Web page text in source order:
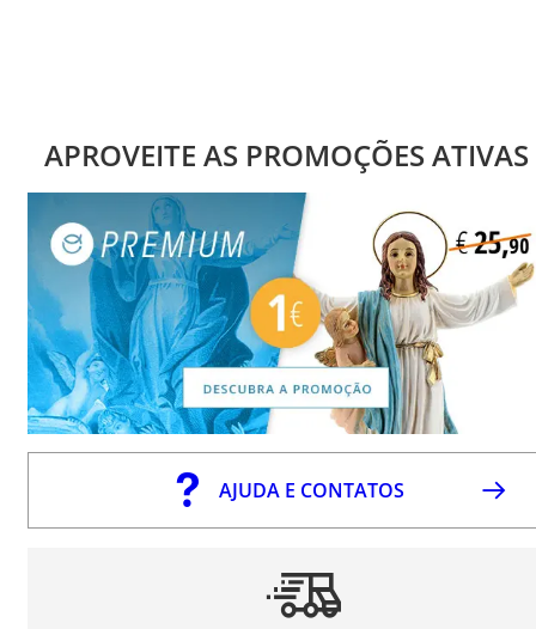
APROVEITE AS PROMOÇÕES ATIVAS
AJUDA E CONTATOS